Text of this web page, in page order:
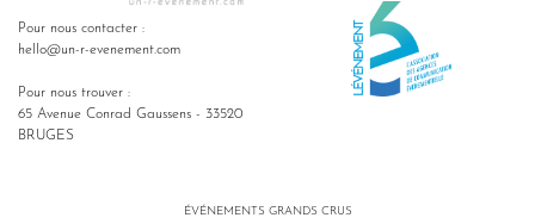
Pour nous contacter :
hello@un-r-evenement.com
Pour nous trouver :
65 Avenue Conrad Gaussens - 33520
BRUGES
ÉVÉNEMENTS GRANDS CRUS